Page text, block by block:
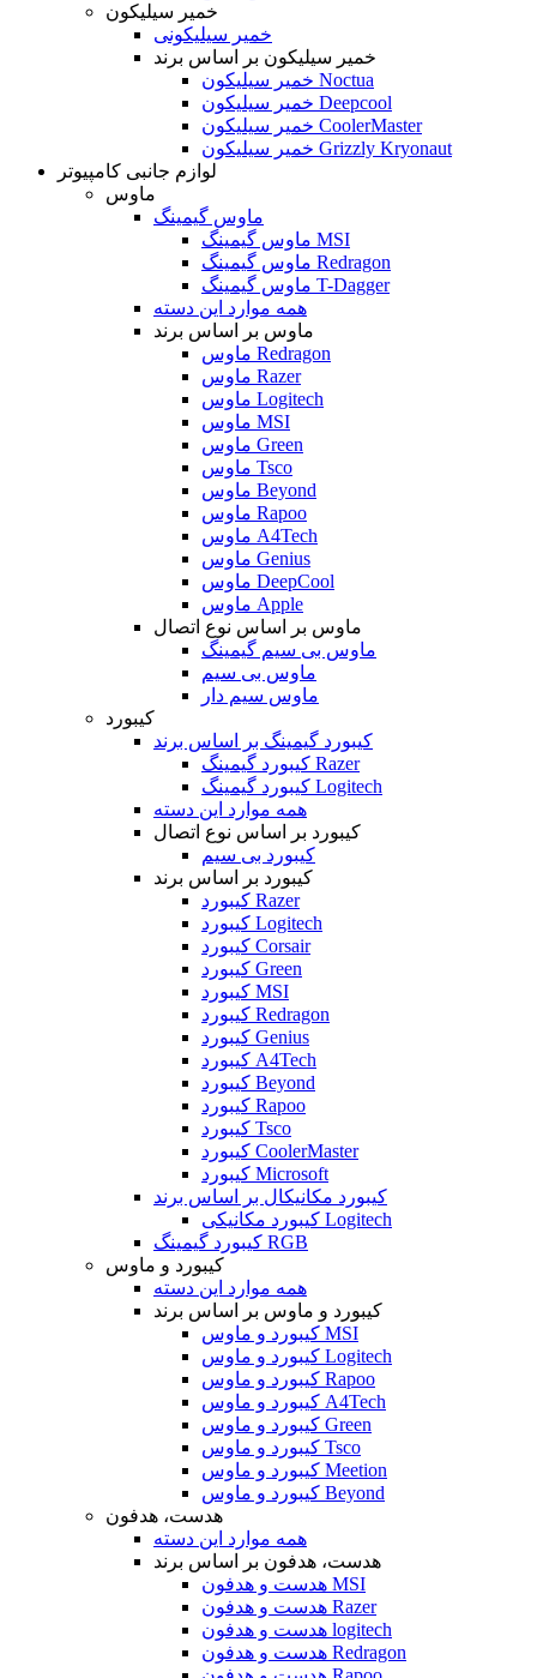
خمیر سیلیکون
خمیر سیلیکونی
خمیر سیلیکون بر اساس برند
خمیر سیلیکون Noctua
خمیر سیلیکون Deepcool
خمیر سیلیکون CoolerMaster
خمیر سیلیکون Grizzly Kryonaut
لوازم جانبی کامپیوتر
ماوس
ماوس گیمینگ
ماوس گیمینگ MSI
ماوس گیمینگ Redragon
ماوس گیمینگ T-Dagger
همه موارد این دسته
ماوس بر اساس برند
ماوس Redragon
ماوس Razer
ماوس Logitech
ماوس MSI
ماوس Green
ماوس Tsco
ماوس Beyond
ماوس Rapoo
ماوس A4Tech
ماوس Genius
ماوس DeepCool
ماوس Apple
ماوس بر اساس نوع اتصال
ماوس بی سیم گیمینگ
ماوس بی سیم
ماوس سیم دار
کیبورد
کیبورد گیمینگ بر اساس برند
کیبورد گیمینگ Razer
کیبورد گیمینگ Logitech
همه موارد این دسته
کیبورد بر اساس نوع اتصال
کیبورد بی سیم
کیبورد بر اساس برند
کیبورد Razer
کیبورد Logitech
کیبورد Corsair
کیبورد Green
کیبورد MSI
کیبورد Redragon
کیبورد Genius
کیبورد A4Tech
کیبورد Beyond
کیبورد Rapoo
کیبورد Tsco
کیبورد CoolerMaster
کیبورد Microsoft
کیبورد مکانیکال بر اساس برند
کیبورد مکانیکی Logitech
کیبورد گیمینگ RGB
کیبورد و ماوس
همه موارد این دسته
کیبورد و ماوس بر اساس برند
کیبورد و ماوس MSI
کیبورد و ماوس Logitech
کیبورد و ماوس Rapoo
کیبورد و ماوس A4Tech
کیبورد و ماوس Green
کیبورد و ماوس Tsco
کیبورد و ماوس Meetion
کیبورد و ماوس Beyond
هدست، هدفون
همه موارد این دسته
هدست، هدفون بر اساس برند
هدست و هدفون MSI
هدست و هدفون Razer
هدست و هدفون logitech
هدست و هدفون Redragon